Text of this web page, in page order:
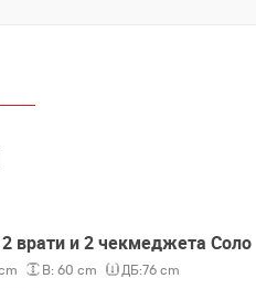
врати и 2 чекмеджета Соло
В: 60 cm ДБ:76 cm